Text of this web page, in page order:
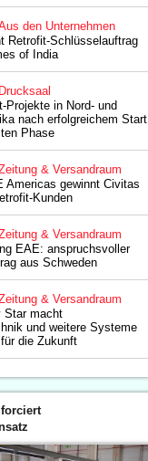
den Unternehmen
Retrofit-Schlüsselauftrag
of India
Drucksaal
Projekte in Nord- und
nach erfolgreichem Start
Phase
& Versandraum
Americas gewinnt Civitas
Kunden
& Versandraum
EAE: anspruchsvoller
aus Schweden
& Versandraum
Star macht
und weitere Systeme
die Zukunft